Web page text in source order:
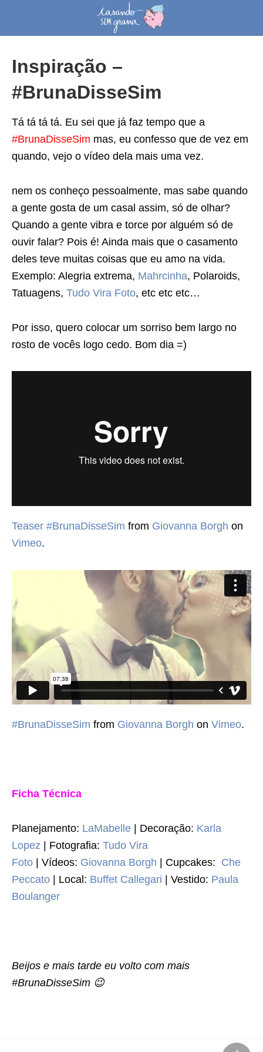
Inspiração –
#BrunaDisseSim
Tá tá tá tá. Eu sei que já faz tempo que a
#BrunaDisseSim mas, eu confesso que de vez em
quando, vejo o vídeo dela mais uma vez.
nem os conheço pessoalmente, mas sabe quando
a gente gosta de um casal assim, só de olhar?
Quando a gente vibra e torce por alguém só de
ouvir falar? Pois é! Ainda mais que o casamento
deles teve muitas coisas que eu amo na vida.
Exemplo: Alegria extrema, Mahrcinha, Polaroids,
Tatuagens, Tudo Vira Foto, etc etc etc…
Por isso, quero colocar um sorriso bem largo no
rosto de vocês logo cedo. Bom dia =)
Teaser #BrunaDisseSim from Giovanna Borgh on
Vimeo.
#BrunaDisseSim from Giovanna Borgh on Vimeo.
Ficha Técnica
Planejamento: LaMabelle | Decoração: Karla
Lopez | Fotografia: Tudo Vira
Foto | Vídeos: Giovanna Borgh | Cupcakes: Che
Peccato | Local: Buffet Callegari | Vestido: Paula
Boulanger
Beijos e mais tarde eu volto com mais
#BrunaDisseSim 😉